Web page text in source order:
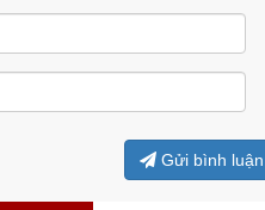
Gửi bình luận